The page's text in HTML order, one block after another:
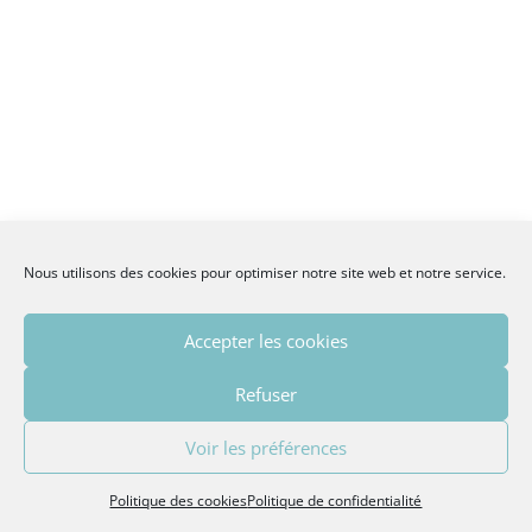
Nous utilisons des cookies pour optimiser notre site web et notre service.
Accepter les cookies
Refuser
Voir les préférences
Politique des cookiesPolitique de confidentialité